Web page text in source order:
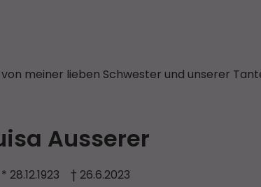
meiner lieben Schwester und unserer
Ausserer
* 28.12.1923 † 26.6.2023